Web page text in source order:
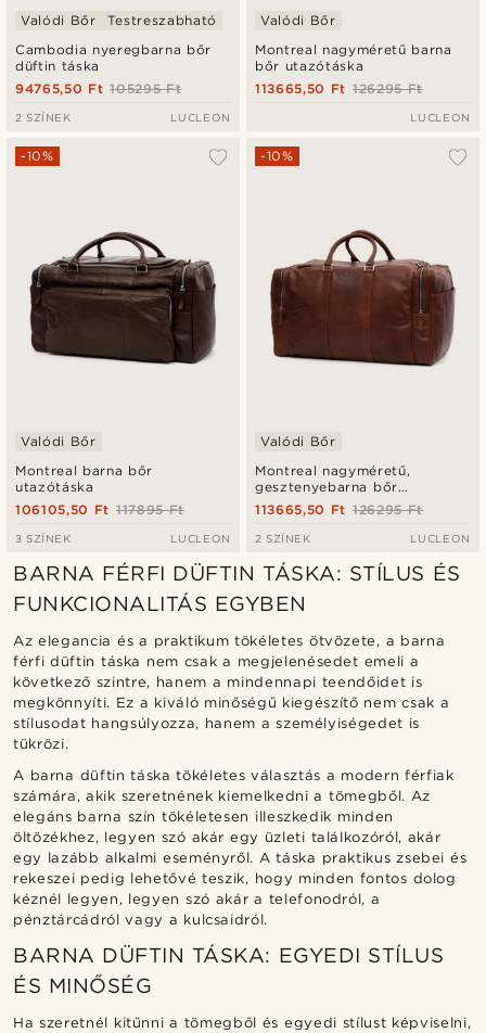
Cambodia nyeregbarna bőr
düftin táska
Valódi Bőr Testreszabható
105295 Ft
94765,50 Ft
2 SZÍNEK LUCLEON
Montreal nagyméretű barna
bőr utazótáska
Valódi Bőr
126295 Ft
113665,50 Ft
LUCLEON
Montreal barna bőr
utazótáska
-10%
Valódi Bőr
117895 Ft
106105,50 Ft
3 SZÍNEK LUCLEON
Montreal nagyméretű,
gesztenyebarna bőr
utazótáska
-10%
Valódi Bőr
126295 Ft
113665,50 Ft
2 SZÍNEK LUCLEON
BARNA FÉRFI DÜFTIN TÁSKA: STÍLUS ÉS
FUNKCIONALITÁS EGYBEN
Az elegancia és a praktikum tökéletes ötvözete, a barna
férfi düftin táska nem csak a megjelenésedet emeli a
következő szintre, hanem a mindennapi teendőidet is
megkönnyíti. Ez a kiváló minőségű kiegészítő nem csak a
stílusodat hangsúlyozza, hanem a személyiségedet is
tükrözi.
A barna düftin táska tökéletes választás a modern férfiak
számára, akik szeretnének kiemelkedni a tömegből. Az
elegáns barna szín tökéletesen illeszkedik minden
öltözékhez, legyen szó akár egy üzleti találkozóról, akár
egy lazább alkalmi eseményről. A táska praktikus zsebei és
rekeszei pedig lehetővé teszik, hogy minden fontos dolog
kéznél legyen, legyen szó akár a telefonodról, a
pénztárcádról vagy a kulcsaidról.
BARNA DÜFTIN TÁSKA: EGYEDI STÍLUS
ÉS MINŐSÉG
Ha szeretnél kitűnni a tömegből és egyedi stílust képviselni,